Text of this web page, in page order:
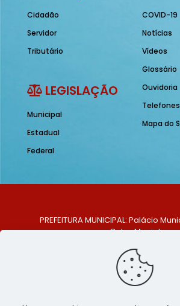
Cidadão
Servidor
Tributário
LEGISLAÇÃO
Municipal
Estadual
Federal
COVID-19
Notícias
Vídeos
Glossário
Ouvidoria
Mapa do
PREFEITURA MUNICIPAL: Palácio
Celso Maciel
Centro, São Bento do Una - PE.
TELEFONE: (81) 99548-
E-MAIL: